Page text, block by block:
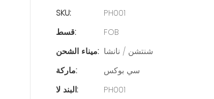
SKU:
PH001
قسط:
FOB
ميناء الشحن: شنتشن / نانشا
ماركة:
سي بوكس
البند لا:
PH001